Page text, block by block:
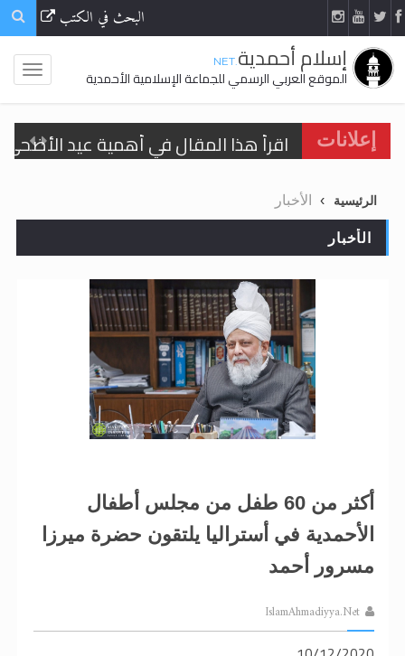
البحث في الكتب
إسلام أحمدية.NET
الموقع العربي الرسمي للجماعة الإسلامية الأحمدية
إعلانات
اقرأ هذا المقال في أهمية عيد
تعميم هامّ لأفراد الجماعة >> المزيد
تعميم هامّ لأفراد الجماعة >> المزيد
اقرأ هذا الكتاب وتعرّف على حقيقة
الحجّ.. دلالات، حِكم، وأهداف >> المزيد
اقرأ هذا المقال في أهمية عيد
الرئيسية الأخبار
الأخبار
أكثر من 60 طفل من مجلس أطفال
الأحمدية في أستراليا يلتقون حضرة ميرزا
مسرور أحمد
IslamAhmadiyya.Net